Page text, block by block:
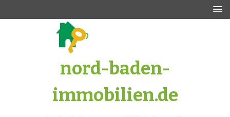
nord-baden-
immobilien.de